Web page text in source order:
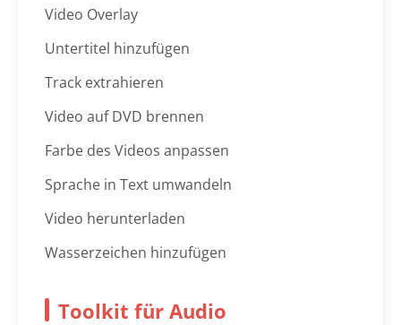
Video Overlay
Untertitel hinzufügen
Track extrahieren
Video auf DVD brennen
Farbe des Videos anpassen
Sprache in Text umwandeln
Video herunterladen
Wasserzeichen hinzufügen
Toolkit für Audio